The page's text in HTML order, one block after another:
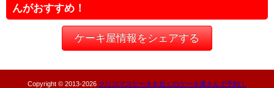
んがおすすめ！
ケーキ屋情報をシェアする
Copyright © 2013-2026 クリスマスケーキを近くのケーキ屋さんで予約！